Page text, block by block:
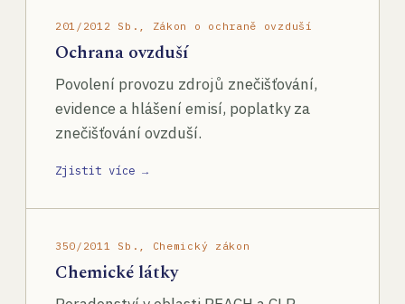
201/2012 Sb., Zákon o ochraně ovzduší
Ochrana ovzduší
Povolení provozu zdrojů znečišťování,
evidence a hlášení emisí, poplatky za
znečišťování ovzduší.
Zjistit více →
350/2011 Sb., Chemický zákon
Chemické látky